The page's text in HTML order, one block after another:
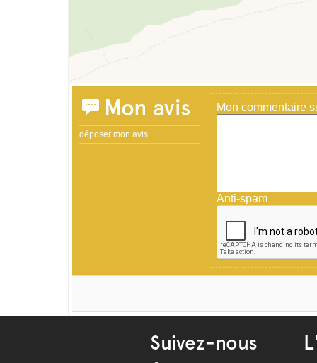
Mon avis
déposer mon avis
Mon commentaire
Anti-spam
Suivez-nous